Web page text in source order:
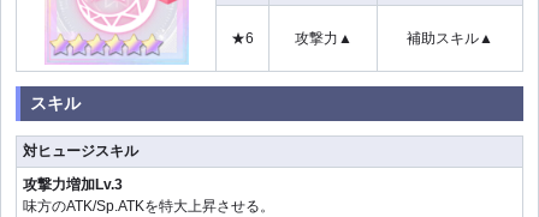
★6 攻撃力▲ 補助スキル▲
スキル
対ヒュージスキル
攻撃力増加Lv.3
味方のATK/Sp.ATKを特大上昇させる。